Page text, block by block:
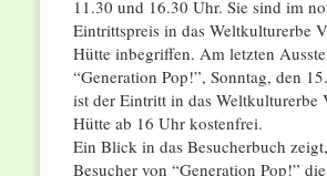
11.30 und 16.30 Uhr. Sie sind im
Eintrittspreis in das Weltkulturerbe
Hütte inbegriffen. Am letzten
“Generation Pop!”, Sonntag, den
ist der Eintritt in das Weltkulturerbe
Hütte ab 16 Uhr kostenfrei.
Ein Blick in das Besucherbuch
Besucher von “Generation Pop!”